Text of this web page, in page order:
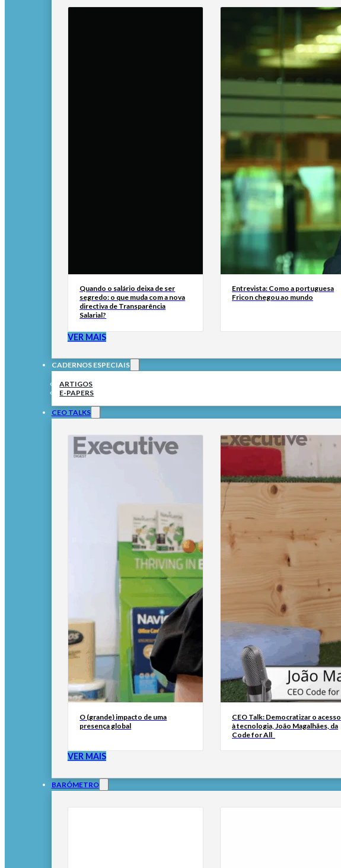
Quando o salário deixa de ser
segredo: o que muda com a nova
directiva de Transparência
Salarial?
Entrevista: Como a portuguesa
Fricon chegou ao mundo
VER MAIS
CADERNOS ESPECIAIS
ARTIGOS
E-PAPERS
CEO TALKS
O (grande) impacto de uma
presença global
CEO Talk: Democratizar o acesso
à tecnologia, João Magalhães, da
Code for All_
VER MAIS
BARÓMETRO